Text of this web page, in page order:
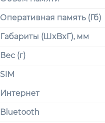
Оперативная память (Гб)
Габариты (ШxВxГ), мм
Вес (г)
SIM
Интернет
Bluetooth